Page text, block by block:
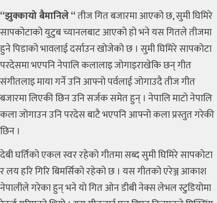
“झुक्कायो बैमानिले “तीज गित बजारमा आएको छ, सुमी घिमिरे
सापकोटाको युटुब च्यानलबाट आएको हो भने यस गितले तीजमा
हुने पिडाको भावलाई दर्साउन खोजेको छ । सुमी घिमिरे सापकोटा
परदेसमा भएपनि नेपालि कलालाइ जोगाइराखेकि छन् गीत
संगीतलाइ माया गर्ने उनि आफ्नो पर्वलाई जोगाउदै तीज गीत
बजारमा लिएकी छिन उनि सर्जक समेत हुन् । नेपालि माटो नेपालि
कला जोगाउन उनि परदेस बाटै भएपनि आफ्नो कला प्रस्तुत गरेकी
छिन ।
देबी घर्तिको एकल स्वर रहेको गीतमा सब्द सुमी घिमिरे सापकोटा
र लय हरि गिरि बिमर्सिको रहेको छ । यस गीतको एरेञ्ज आकाश
नेपालीले गरेका हुन् भने यो गित ओन डीबी नेक्स लेभल स्टुडियोमा